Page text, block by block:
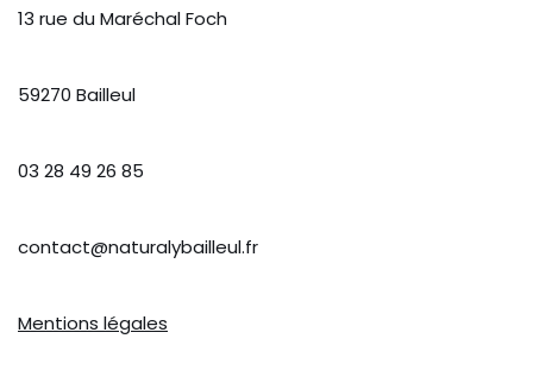
13 rue du Maréchal Foch
59270 Bailleul
03 28 49 26 85
contact@naturalybailleul.fr
Mentions légales